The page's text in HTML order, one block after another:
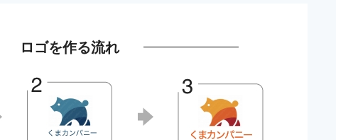
ロゴを作る流れ